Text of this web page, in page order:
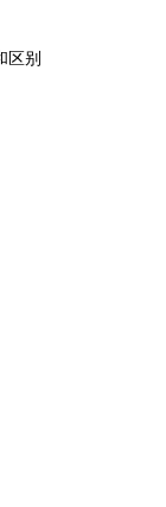
区别